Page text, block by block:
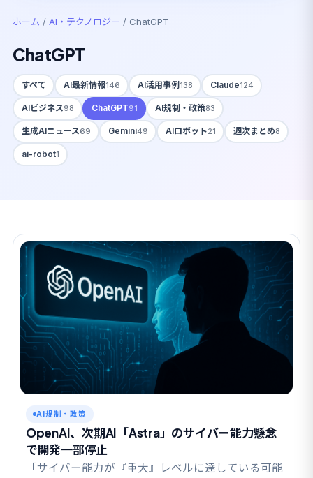
ホーム / AI・テクノロジー / ChatGPT
ChatGPT
すべて AI最新情報146 AI活用事例 138 Claude124
AIビジネス98 ChatGPT91 AI規制・政策83
生成AIニュース69 Gemini49 AIロボット21 週次まとめ8
ai-robot1
AI規制・政策
OpenAI、次期AI「Astra」のサイバー能力懸念
で開発一部停止
「サイバー能力が『重大』レベルに達している可能